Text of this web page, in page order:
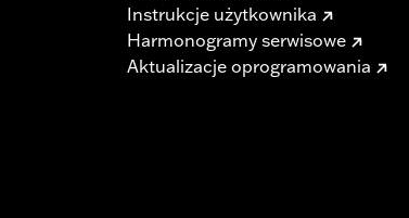
Instrukcje użytkownika
Harmonogramy serwisowe
Aktualizacje oprogramowania